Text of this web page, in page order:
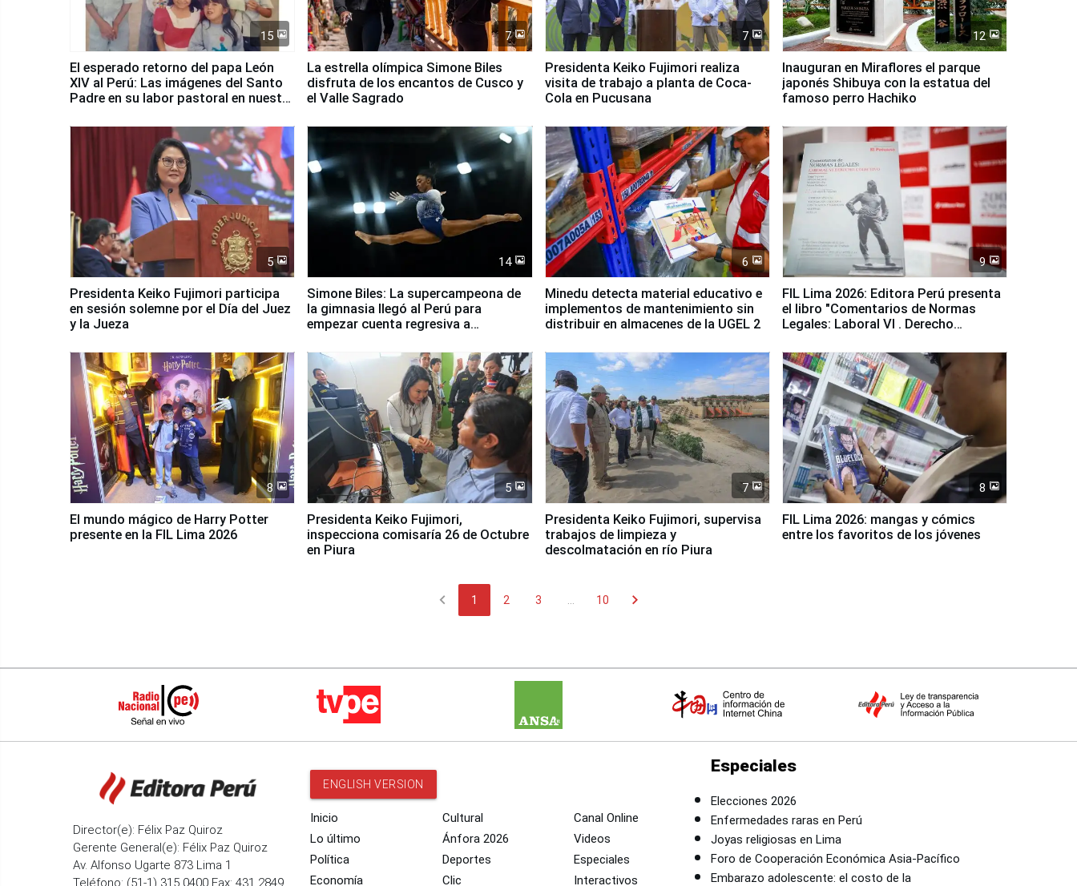
15
El esperado retorno del papa León
XIV al Perú: Las imágenes del Santo
Padre en su labor pastoral en nuestro
7
La estrella olímpica Simone Biles
disfruta de los encantos de Cusco y
el Valle Sagrado
7
Presidenta Keiko Fujimori realiza
visita de trabajo a planta de Coca-
Cola en Pucusana
12
Inauguran en Miraflores el parque
japonés Shibuya con la estatua del
famoso perro Hachiko
5
Presidenta Keiko Fujimori participa
en sesión solemne por el Día del Juez
y la Jueza
14
Simone Biles: La supercampeona de
la gimnasia llegó al Perú para
empezar cuenta regresiva a
6
Minedu detecta material educativo e
implementos de mantenimiento sin
distribuir en almacenes de la UGEL 2
9
FIL Lima 2026: Editora Perú presenta
el libro "Comentarios de Normas
Legales: Laboral Vl . Derecho
8
El mundo mágico de Harry Potter
presente en la FIL Lima 2026
5
Presidenta Keiko Fujimori,
inspecciona comisaría 26 de Octubre
en Piura
7
Presidenta Keiko Fujimori, supervisa
trabajos de limpieza y
descolmatación en río Piura
8
FIL Lima 2026: mangas y cómics
entre los favoritos de los jóvenes
chevron_left 1 2 3 10 chevron_right
Director(e): Félix Paz Quiroz
Gerente General(e): Félix Paz Quiroz
Av. Alfonso Ugarte 873 Lima 1
ENGLISH VERSION
Inicio
Lo último
Política
Economía
Cultural
Ánfora 2026
Deportes
Clic
Canal Online
Videos
Especiales
Interactivos
Especiales
Elecciones 2026
Enfermedades raras en Perú
Joyas religiosas en Lima
Foro de Cooperación Económica Asia-Pacífico
Embarazo adolescente: el costo de la